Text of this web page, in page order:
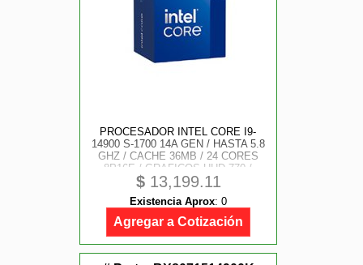
PROCESADOR INTEL CORE I9-
14900 S-1700 14A GEN / HASTA 5.8
GHZ / CACHE 36MB / 24 CORES
8P16E / GRAFICOS UHD 770 /
VPRO / CON DISIPADOR / GAMER
ALTO
$13,199.11
Existencia Aprox: 0
Agregar a Cotización